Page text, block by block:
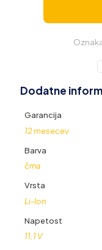
Dodatne
Garancija
12 mesecev
Barva
črna
Vrsta
Li-Ion
Napetost
11,1 V